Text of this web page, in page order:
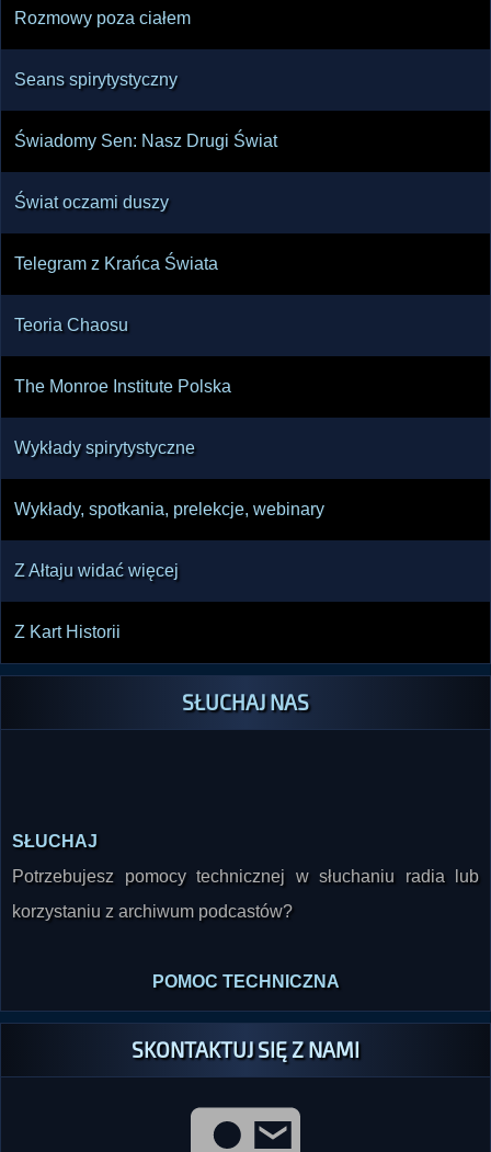
Rozmowy poza ciałem
Seans spirytystyczny
Świadomy Sen: Nasz Drugi Świat
Świat oczami duszy
Telegram z Krańca Świata
Teoria Chaosu
The Monroe Institute Polska
Wykłady spirytystyczne
Wykłady, spotkania, prelekcje, webinary
Z Ałtaju widać więcej
Z Kart Historii
SŁUCHAJ NAS
SŁUCHAJ
Potrzebujesz pomocy technicznej w słuchaniu radia lub
korzystaniu z archiwum podcastów?
POMOC TECHNICZNA
SKONTAKTUJ SIĘ Z NAMI